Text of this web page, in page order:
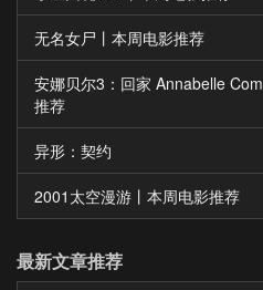
无名女尸丨本周电影推荐
安娜贝尔3：回家 Annabelle
推荐
异形：契约
2001太空漫游丨本周电影推荐
最新文章推荐